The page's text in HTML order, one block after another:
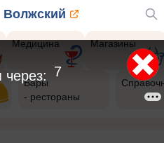
Волжский
Медицина Магазины
Бары
- рестораны
5
через: